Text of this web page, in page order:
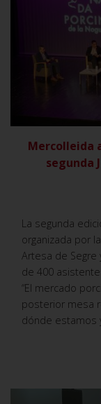
Mercolleida
segunda
La segunda
organizada por
Artesa de Segre
de 400
“El mercado
posterior mesa
dónde estamos